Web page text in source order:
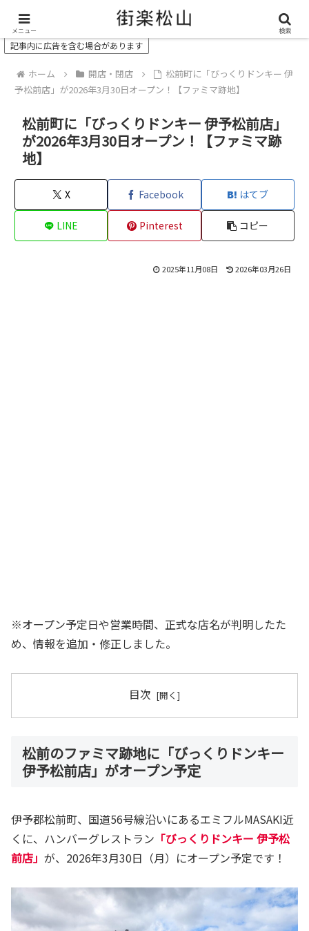
＼ 松山の街を“オモシロク”する地域情報メディア ／
記事内に広告を含む場合があります
ホーム 開店・閉店
松前町に「びっくりドンキー 伊
予松前店」が2026年3月30日オープン！【ファミマ跡地】
松前町に「びっくりドンキー 伊予松前店」
が2026年3月30日オープン！【ファミマ跡
地】
X Facebook はてブ
LINE Pinterest コピー
2025年11月08日 2026年03月26日
※オープン予定日や営業時間、正式な店名が判明したた
め、情報を追加・修正しました。
目次
松前のファミマ跡地に「びっくりドンキー
伊予松前店」がオープン予定
伊予郡松前町、国道56号線沿いにあるエミフルMASAKI近
くに、ハンバーグレストラン 「びっくりドンキー 伊予松
前店」 が、2026年3月30日（月）にオープン予定です！
メニュー 検索